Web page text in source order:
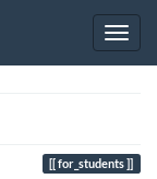
for_students